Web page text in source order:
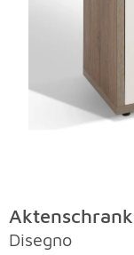
Aktenschrank
Disegno